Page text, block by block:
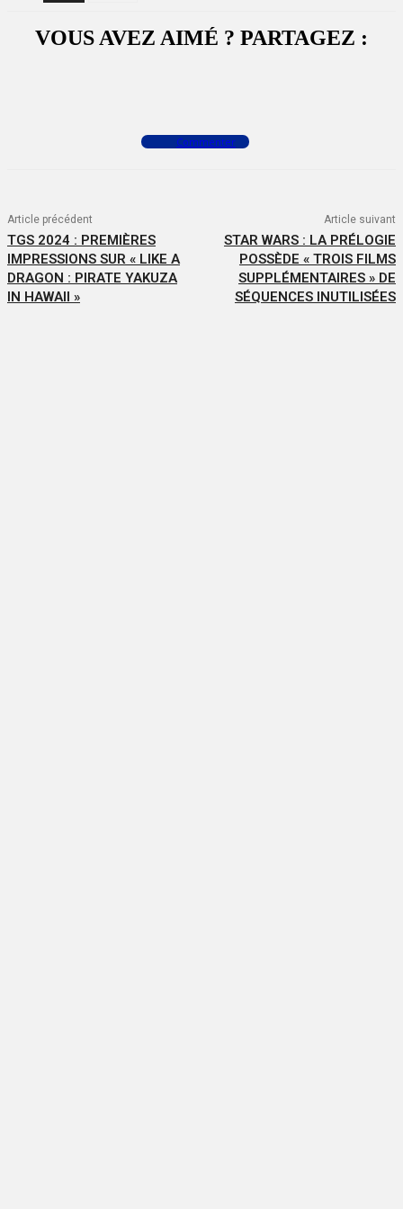
VOUS AVEZ AIMÉ ? PARTAGEZ :
Commenter
Article précédent
TGS 2024 : PREMIÈRES
IMPRESSIONS SUR « LIKE A
DRAGON : PIRATE YAKUZA
IN HAWAII »
Article suivant
STAR WARS : LA PRÉLOGIE
POSSÈDE « TROIS FILMS
SUPPLÉMENTAIRES » DE
SÉQUENCES INUTILISÉES